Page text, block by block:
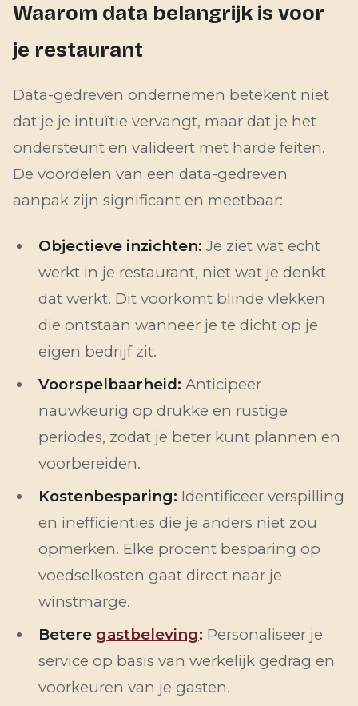
Waarom data belangrijk is voor
je restaurant
Data-gedreven ondernemen betekent niet
dat je je intuïtie vervangt, maar dat je het
ondersteunt en valideert met harde feiten.
De voordelen van een data-gedreven
aanpak zijn significant en meetbaar:
Objectieve inzichten: Je ziet wat echt
werkt in je restaurant, niet wat je denkt
dat werkt. Dit voorkomt blinde vlekken
die ontstaan wanneer je te dicht op je
eigen bedrijf zit.
Voorspelbaarheid: Anticipeer
nauwkeurig op drukke en rustige
periodes, zodat je beter kunt plannen en
voorbereiden.
Kostenbesparing: Identificeer verspilling
en inefficienties die je anders niet zou
opmerken. Elke procent besparing op
voedselkosten gaat direct naar je
winstmarge.
Betere gastbeleving: Personaliseer je
service op basis van werkelijk gedrag en
voorkeuren van je gasten.